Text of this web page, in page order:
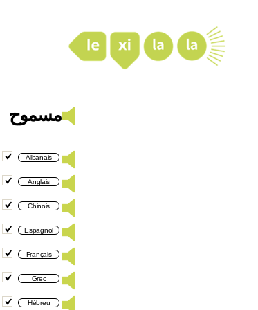
مسموح
Albanais
Anglais
Chinois
Espagnol
Français
Grec
Hébreu